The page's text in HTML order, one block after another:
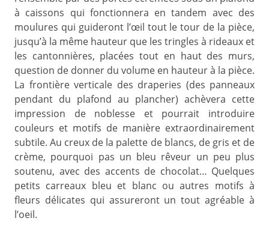
à caissons qui fonctionnera en tandem avec des
moulures qui guideront l’œil tout le tour de la pièce,
jusqu’à la même hauteur que les tringles à rideaux et
les cantonnières, placées tout en haut des murs,
question de donner du volume en hauteur à la pièce.
La frontière verticale des draperies (des panneaux
pendant du plafond au plancher) achèvera cette
impression de noblesse et pourrait introduire
couleurs et motifs de manière extraordinairement
subtile. Au creux de la palette de blancs, de gris et de
crème, pourquoi pas un bleu rêveur un peu plus
soutenu, avec des accents de chocolat… Quelques
petits carreaux bleu et blanc ou autres motifs à
fleurs délicates qui assureront un tout agréable à
l’oeil.